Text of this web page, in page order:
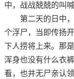
中，战战兢兢的叫喊
第二天的日中，
个浮尸，当即传扬
下人捞将上来。那
浑身也没有什么衣
看，也并无尸亲认